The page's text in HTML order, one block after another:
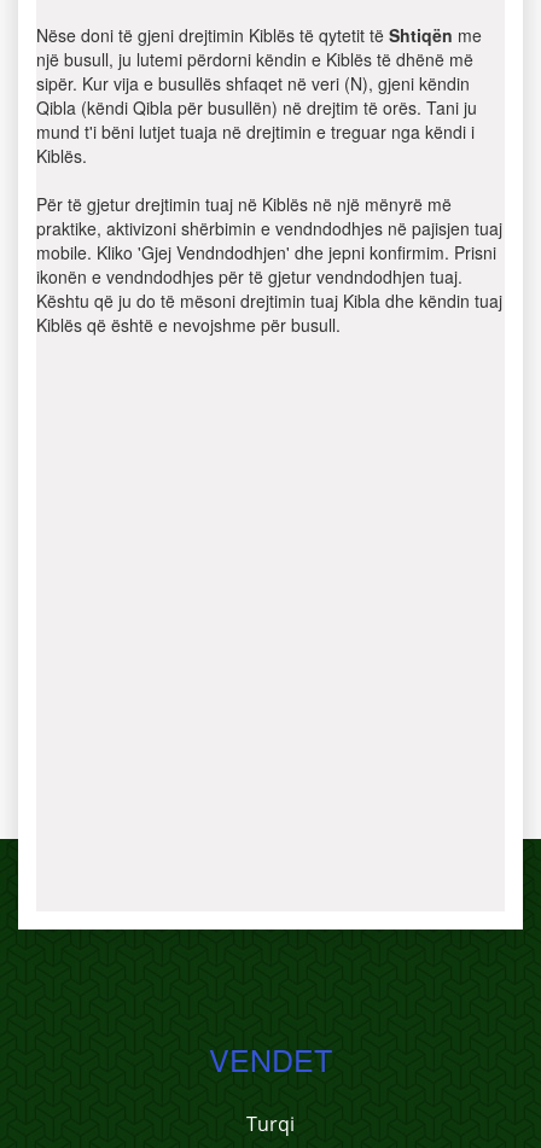
Nëse doni të gjeni drejtimin Kiblës të qytetit të Shtiqën me
një busull, ju lutemi përdorni këndin e Kiblës të dhënë më
sipër. Kur vija e busullës shfaqet në veri (N), gjeni këndin
Qibla (këndi Qibla për busullën) në drejtim të orës. Tani ju
mund t'i bëni lutjet tuaja në drejtimin e treguar nga këndi i
Kiblës.
Për të gjetur drejtimin tuaj në Kiblës në një mënyrë më
praktike, aktivizoni shërbimin e vendndodhjes në pajisjen tuaj
mobile. Kliko 'Gjej Vendndodhjen' dhe jepni konfirmim. Prisni
ikonën e vendndodhjes për të gjetur vendndodhjen tuaj.
Kështu që ju do të mësoni drejtimin tuaj Kibla dhe këndin tuaj
Kiblës që është e nevojshme për busull.
VENDET
Turqi